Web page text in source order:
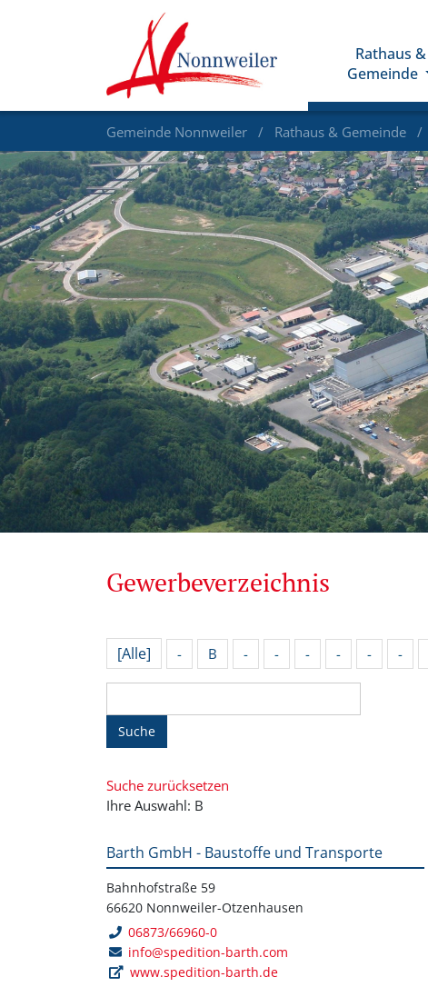
Rathaus &
Gemeinde
Gemeinde Nonnweiler Rathaus & Gemeinde
Gewerbeverzeichnis
[Alle] - B - - - - - -
Suche
Suche zurücksetzen
Ihre Auswahl: B
Barth GmbH - Baustoffe und Transporte
Bahnhofstraße 59
66620 Nonnweiler-Otzenhausen
06873/66960-0
info@spedition-barth.com
www.spedition-barth.de